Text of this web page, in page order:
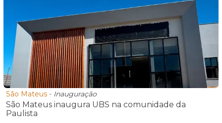
São Mateus - Inauguração
São Mateus inaugura UBS na comunidade da
Paulista